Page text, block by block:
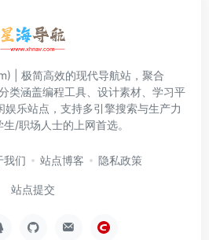
| 极简高效的现代导航站，聚合
类涵盖编程工具、设计素材、学习平
娱乐站点，支持多引擎搜索与生产力
/职场人士的上网首选。
我们 站点博客 隐私政策
站点提交